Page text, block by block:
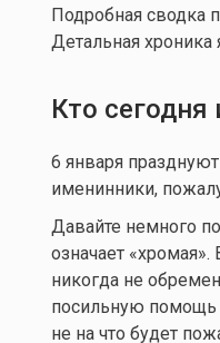
Подробная сводка
Детальная
Кто
6 января
именинники,
Давайте немного
означает
никогда не
посильную помощь
не на что будет